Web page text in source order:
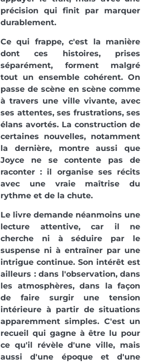
précision qui finit par marquer
durablement.
Ce qui frappe, c'est la manière
dont ces histoires, prises
séparément, forment malgré
tout un ensemble cohérent. On
passe de scène en scène comme
à travers une ville vivante, avec
ses attentes, ses frustrations, ses
élans avortés. La construction de
certaines nouvelles, notamment
la dernière, montre aussi que
Joyce ne se contente pas de
raconter : il organise ses récits
avec une vraie maîtrise du
rythme et de la chute.
Le livre demande néanmoins une
lecture attentive, car il ne
cherche ni à séduire par le
suspense ni à entraîner par une
intrigue continue. Son intérêt est
ailleurs : dans l'observation, dans
les atmosphères, dans la façon
de faire surgir une tension
intérieure à partir de situations
apparemment simples. C'est un
recueil qui gagne à être lu pour
ce qu'il révèle d'une ville, mais
aussi d'une époque et d'une